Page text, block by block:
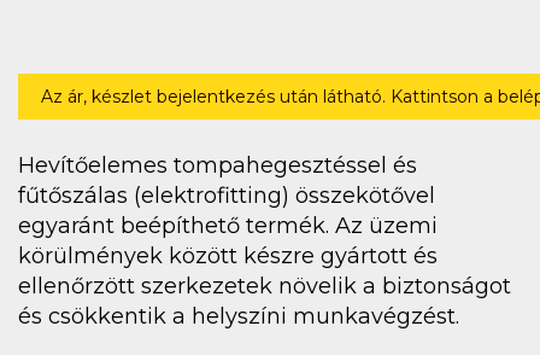
Az ár, készlet bejelentkezés után látható. Kattintson a
Hevítőelemes tompahegesztéssel és
fűtőszálas (elektrofitting) összekötővel
egyaránt beépíthető termék. Az üzemi
körülmények között készre gyártott és
ellenőrzött szerkezetek növelik a biztonságot
és csökkentik a helyszíni munkavégzést.